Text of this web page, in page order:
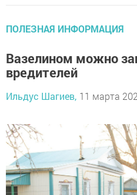
ПОЛЕЗНАЯ ИНФОРМАЦИЯ
Вазелином можно
вредителей
Ильдус Шагиев, 11 марта